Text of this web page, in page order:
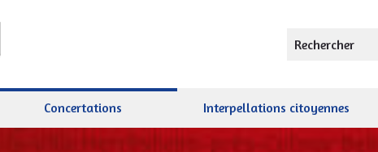
Rechercher
Concertations Interpellations citoyennes